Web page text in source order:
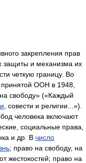
закрепления прав
защиты и механизма их
четкую границу. Во
ООН в 1948,
на свободу» («Каждый
, совести и религии...»).
человека включают
социальные права,
и др. В число
; право на свободу, на
жестокостей; право на